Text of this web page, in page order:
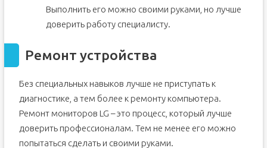
Выполнить его можно своими руками, но лучше
доверить работу специалисту.
Ремонт устройства
Без специальных навыков лучше не приступать к
диагностике, а тем более к ремонту компьютера.
Ремонт мониторов LG – это процесс, который лучше
доверить профессионалам. Тем не менее его можно
попытаться сделать и своими руками.